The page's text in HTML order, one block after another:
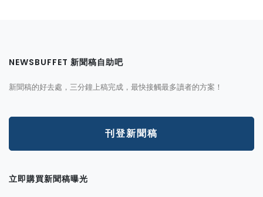
NEWSBUFFET 新聞稿自助吧
新聞稿的好去處，三分鐘上稿完成，最快接觸最多讀者的方案！
刊登新聞稿
立即購買新聞稿曝光